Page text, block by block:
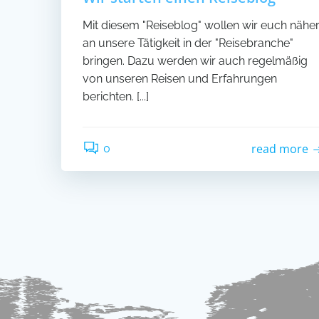
Mit diesem "Reiseblog" wollen wir euch näher
an unsere Tätigkeit in der "Reisebranche"
bringen. Dazu werden wir auch regelmäßig
von unseren Reisen und Erfahrungen
berichten. [...]
0 read more